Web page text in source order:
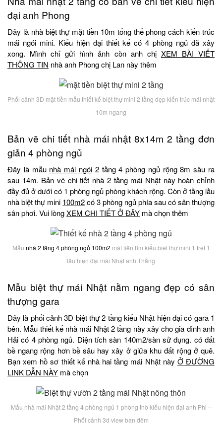
đại anh Phong
Đây là nhà biệt thự mặt tiền 10m tổng thể phong cách kiến trúc
mái ngói mini. Kiểu hiện đại thiết kế có 4 phòng ngủ đã xây
xong. Mình chỉ gửi hình ảnh còn anh chị XEM BÀI VIẾT
THÔNG TIN nhà anh Phong chị Lan này thêm
Phối cảnh 3D mặt tiền mẫu thiết kế biệt thự mini 2 tầng đẹp kiến trúc mái nhật
10m ngang
Bản vẽ chi tiết nhà mái nhật 8x14m 2 tầng đơn
giản 4 phòng ngủ
Đây là mẫu nhà mái ngói2 tầng 4 phòng ngủ rộng 8m sâu ra
sau 14m. Bản vẽ chi tiết nhà 2 tầng mái Nhật này hoàn chỉnh
đầy đủ ở dưới có 1 phòng ngủ phòng khách rộng. Còn ở tầng lầu
nhà biệt thự mini 100m2có 3 phòng ngủ phía sau có sân thượng
sân phơi. Vui lòngXEM CHI TIẾT Ở ĐÂY mà chọn thêm
Mẫu nhà 2 tầng 4 phòng ngủ 100m2 mặt tiền 8m kiểu biệt thự mini 1 trệt 1
lầu hiện đại mái Nhật anh Thắng
Mẫu biệt thự mái Nhật nằm ngang đẹp có sân
thượng gara
Đây là phối cảnh 3D biệt thự 2 tầng kiểu Nhật hiện đại có gara 1
bên. Mẫu thiết kế nhà mái Nhật 2 tầng này xây cho gia đình anh
Hải có 4 phòng ngủ. Diện tích sàn 140m2/sàn sử dụng. có đất
bề ngang rộng hơn bề sâu hay xây ở giữa khu đất rộng ở quê.
Bạn xem hồ sơ thiết kế nhà hai tầng mái Nhật này Ở ĐƯỜNG
LINK DẪN NÀY mà chọn
Mẫu nhà mái Nhật 2 tầng 4 phòng ngủ 1 phòng thờ kiểu hiện đại anh Phi –
Phối cảnh 3d view ban đêm